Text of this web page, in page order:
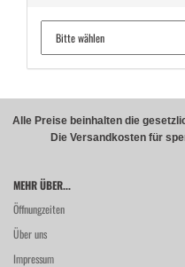
Alle Preise beinhalten die
Die Versandkosten für
MEHR ÜBER...
Öffnungzeiten
Über uns
Impressum